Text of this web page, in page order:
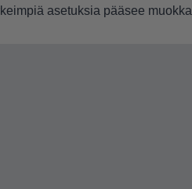
asetuksia pääsee